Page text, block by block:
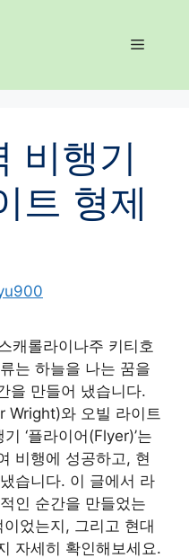
Menu
비행기
트 형제
캐롤라이나주 키티호
는 하늘을 나는 꿈을
을 만들어 냈습니다.
Wright)와 오빌 라이트
‘플라이어(Flyer)’는
비행에 성공하고, 현
습니다. 이 글에서 라
인 순간을 만들었는
었는지, 그리고 현대
자세히 확인해보세요.